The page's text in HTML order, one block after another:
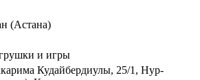
(Астана)
и игры
Кудайбердиулы, 25/1, Нур-